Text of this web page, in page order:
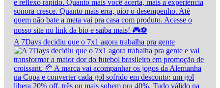
A 7Days decidiu que o 7x1 agora trabalha pra gente